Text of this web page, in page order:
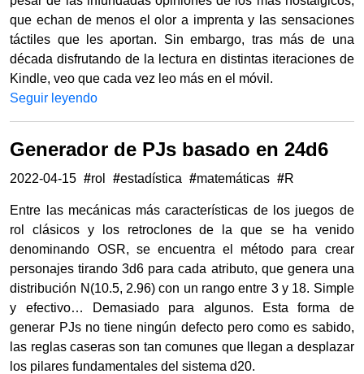
que echan de menos el olor a imprenta y las sensaciones
táctiles que les aportan. Sin embargo, tras más de una
década disfrutando de la lectura en distintas iteraciones de
Kindle, veo que cada vez leo más en el móvil.
Seguir leyendo
Generador de PJs basado en 24d6
2022-04-15 #rol #estadística #matemáticas #R
Entre las mecánicas más características de los juegos de
rol clásicos y los retroclones de la que se ha venido
denominando OSR, se encuentra el método para crear
personajes tirando 3d6 para cada atributo, que genera una
distribución N(10.5, 2.96) con un rango entre 3 y 18. Simple
y efectivo… Demasiado para algunos. Esta forma de
generar PJs no tiene ningún defecto pero como es sabido,
las reglas caseras son tan comunes que llegan a desplazar
los pilares fundamentales del sistema d20.